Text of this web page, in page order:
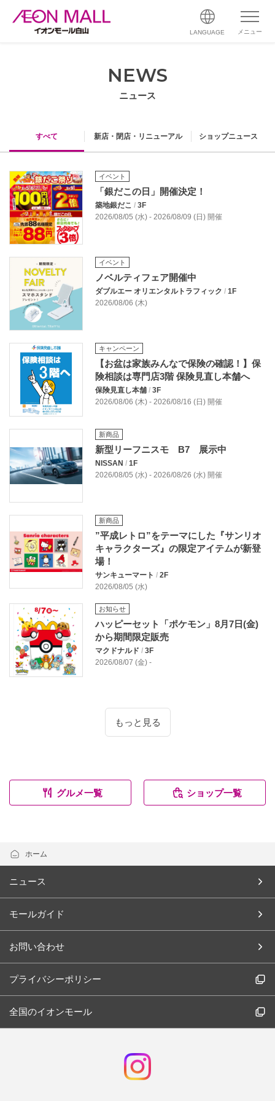
LANGUAGE メニュー
NEWS
ニュース
すべて 新店・閉店・リニューアル ショップニュース
イベント
「銀だこの日」開催決定！
築地銀だこ / 3F
2026/08/05 (水) - 2026/08/09 (日) 開催
イベント
ノベルティフェア開催中
ダブルエー オリエンタルトラフィック / 1F
2026/08/06 (木)
キャンペーン
【お盆は家族みんなで保険の確認！】保
険相談は専門店3階 保険見直し本舗へ
保険見直し本舗 / 3F
2026/08/06 (木) - 2026/08/16 (日) 開催
新商品
新型リーフニスモ B7 展示中
NISSAN / 1F
2026/08/05 (水) - 2026/08/26 (水) 開催
新商品
”平成レトロ”をテーマにした『サンリオ
キャラクターズ』の限定アイテムが新登
場！
サンキューマート / 2F
2026/08/05 (水)
お知らせ
ハッピーセット「ポケモン」8月7日(金)
から期間限定販売
マクドナルド / 3F
2026/08/07 (金) -
もっと見る
グルメ一覧 ショップ一覧
ホーム
ニュース
モールガイド
お問い合わせ
プライバシーポリシー
全国のイオンモール